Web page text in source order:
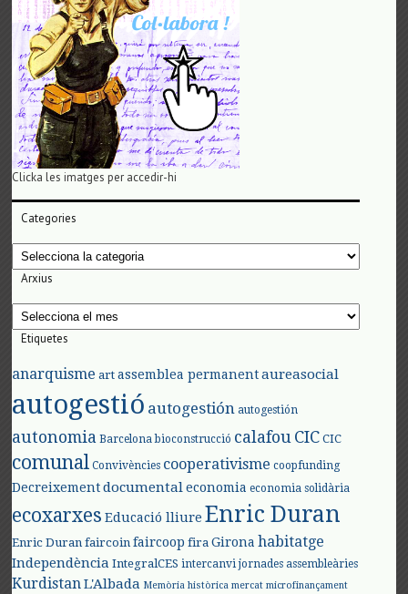
Clicka les imatges per accedir-hi
Categories
Categories
Arxius
Arxius
Etiquetes
anarquisme art assemblea permanent aureasocial
autogestió autogestión autogestión
autonomia Barcelona bioconstrucció calafouCIC CIC
comunal Convivències cooperativisme coopfunding
Decreixement documental economia economia solidària
ecoxarxes Educació lliure Enric Duran
Enric Duran faircoin faircoop fira Girona habitatge
Independència IntegralCES intercanvi jornades assembleàries
KurdistanL'Albada Memòria històrica mercat microfinançament